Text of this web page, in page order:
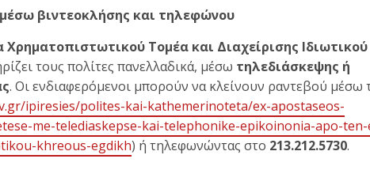
βιντεοκλήσης και τηλεφώνου
Χρηματοπιστωτικού Τομέα και Διαχείρισης Ιδιωτικού
τους πολίτες πανελλαδικά, μέσω τηλεδιάσκεψης ή
. Οι ενδιαφερόμενοι μπορούν να κλείνουν ραντεβού μέσω
ipiresies/polites-kai-kathemerinoteta/ex-apostaseos-
me-telediaskepse-kai-telephonike-epikoinonia-apo-ten-
khreous-egdikh) ή τηλεφωνώντας στο 213.212.5730.